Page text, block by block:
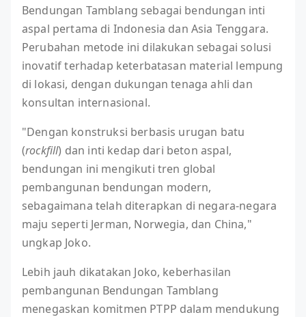
Bendungan Tamblang sebagai bendungan inti
aspal pertama di Indonesia dan Asia Tenggara.
Perubahan metode ini dilakukan sebagai solusi
inovatif terhadap keterbatasan material lempung
di lokasi, dengan dukungan tenaga ahli dan
konsultan internasional.
"Dengan konstruksi berbasis urugan batu
(rockfill) dan inti kedap dari beton aspal,
bendungan ini mengikuti tren global
pembangunan bendungan modern,
sebagaimana telah diterapkan di negara-negara
maju seperti Jerman, Norwegia, dan China,"
ungkap Joko.
Lebih jauh dikatakan Joko, keberhasilan
pembangunan Bendungan Tamblang
menegaskan komitmen PTPP dalam mendukung